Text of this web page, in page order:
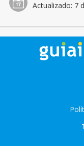
Actualizado: 7